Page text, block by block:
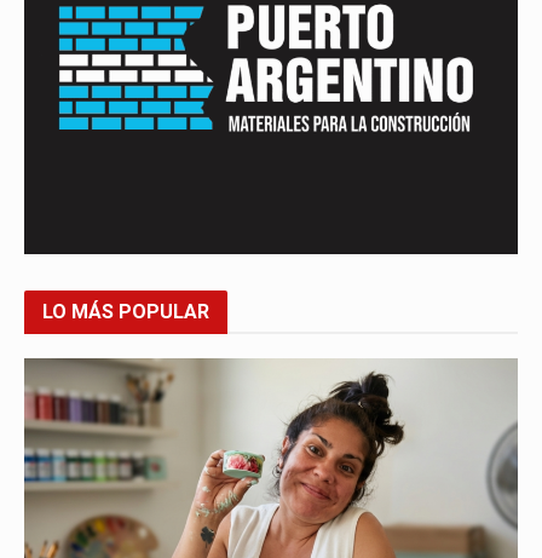
LO MÁS POPULAR